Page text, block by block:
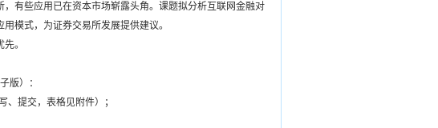
有些应用已在资本市场崭露头角。课题拟分析互联网金融对
模式，为证券交易所发展提供建议。
。
版）：
、提交，表格见附件）；